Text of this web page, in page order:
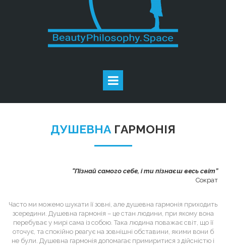
ДУШЕВНА ГАРМОНІЯ
“Пізнай самого себе, і ти пізнаєш весь світ”
Сократ
Часто ми можемо шукати її зовні, але душевна гармонія приходить
зсередини. Душевна гармонія – це стан людини, при якому вона
перебуває у мирі сама із собою. Така людина поважає світ, що її
оточує, та спокійно реагує на зовнішні обставини, якими вони б
не були. Душевна гармонія допомагає примиритися з дійсністю і